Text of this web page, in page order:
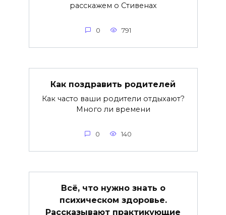
расскажем о Стивенах
0 791
Как поздравить родителей
Как часто ваши родители отдыхают?
Много ли времени
0 140
Всё, что нужно знать о
психическом здоровье.
Рассказывают практикующие